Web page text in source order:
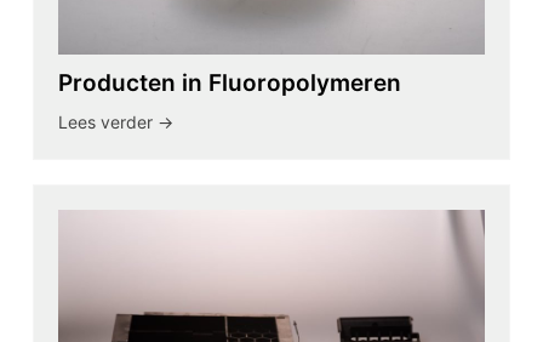
Producten in Fluoropolymeren
Lees verder ->